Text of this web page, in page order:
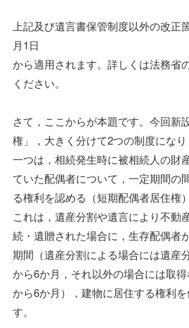
上記及び遺言書保管制度以外の改正
月1日
から適用されます。詳しくは法務省
ください。
さて，ここからが本題です。今回新
権」，大きく分けて2つの制度になり
一つは，相続発生時に被相続人の財
ていた配偶者について，一定期間の
る権利を認める（短期配偶者居住権
これは，遺産分割や遺言により不動
続・遺贈された場合に，生存配偶者
期間（遺産分割による場合には遺産
から6か月，それ以外の場合には取
から6か月），建物に居住する権利
す。